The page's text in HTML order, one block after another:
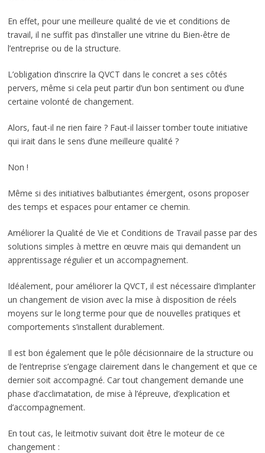
En effet, pour une meilleure qualité de vie et conditions de
travail, il ne suffit pas d’installer une vitrine du Bien-être de
l’entreprise ou de la structure.
L’obligation d’inscrire la QVCT dans le concret a ses côtés
pervers, même si cela peut partir d’un bon sentiment ou d’une
certaine volonté de changement.
Alors, faut-il ne rien faire ? Faut-il laisser tomber toute initiative
qui irait dans le sens d’une meilleure qualité ?
Non !
Même si des initiatives balbutiantes émergent, osons proposer
des temps et espaces pour entamer ce chemin.
Améliorer la Qualité de Vie et Conditions de Travail passe par des
solutions simples à mettre en œuvre mais qui demandent un
apprentissage régulier et un accompagnement.
Idéalement, pour améliorer la QVCT, il est nécessaire d’implanter
un changement de vision avec la mise à disposition de réels
moyens sur le long terme pour que de nouvelles pratiques et
comportements s’installent durablement.
Il est bon également que le pôle décisionnaire de la structure ou
de l’entreprise s’engage clairement dans le changement et que ce
dernier soit accompagné. Car tout changement demande une
phase d’acclimatation, de mise à l’épreuve, d’explication et
d’accompagnement.
En tout cas, le leitmotiv suivant doit être le moteur de ce
changement :